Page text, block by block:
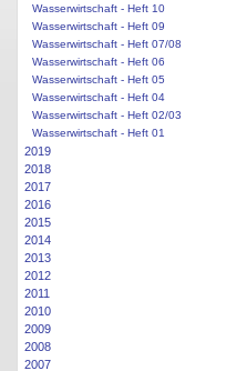
Wasserwirtschaft - Heft 10
Wasserwirtschaft - Heft 09
Wasserwirtschaft - Heft 07/08
Wasserwirtschaft - Heft 06
Wasserwirtschaft - Heft 05
Wasserwirtschaft - Heft 04
Wasserwirtschaft - Heft 02/03
Wasserwirtschaft - Heft 01
2019
2018
2017
2016
2015
2014
2013
2012
2011
2010
2009
2008
2007